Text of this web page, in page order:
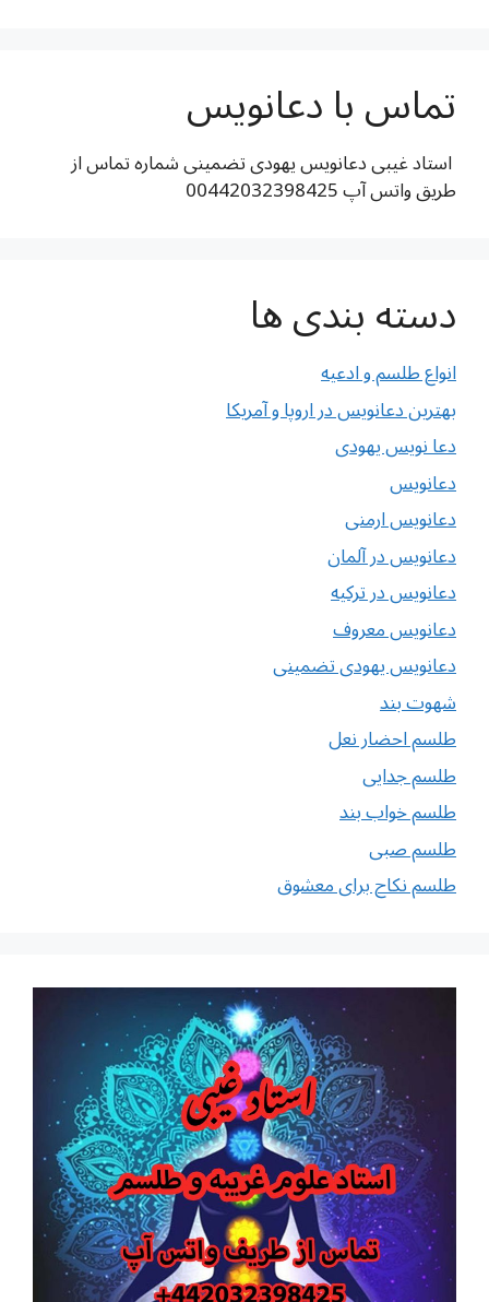
تماس با دعانویس
استاد غیبی دعانویس یهودی تضمینی شماره تماس از
طریق واتس آپ 00442032398425
دسته بندی ها
انواع طلسم و ادعیه
بهترین دعانویس در اروپا و آمریکا
دعا نویس یهودی
دعانویس
دعانویس ارمنی
دعانویس در آلمان
دعانویس در ترکیه
دعانویس معروف
دعانویس یهودی تضمینی
شهوت بند
طلسم احضار نعل
طلسم جدایی
طلسم خواب بند
طلسم صبی
طلسم نکاح برای معشوق